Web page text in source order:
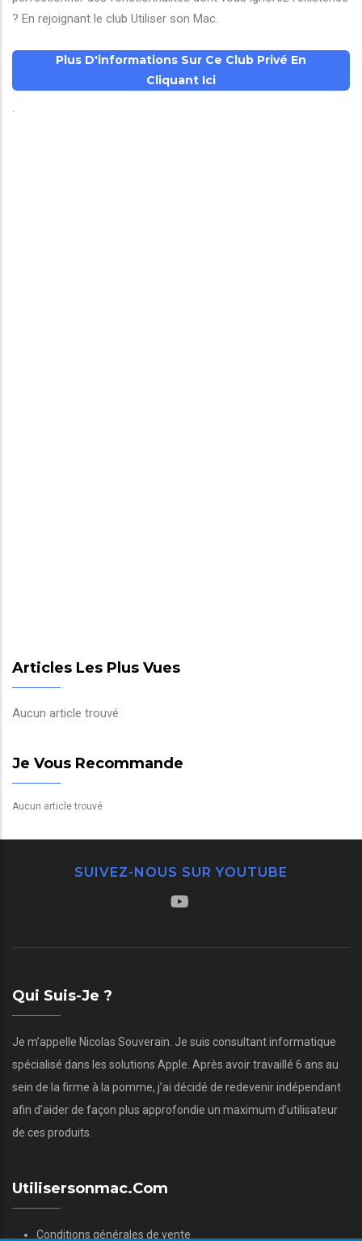
? En rejoignant le club Utiliser son Mac.
Plus D'informations Sur Ce Club Privé En
Cliquant Ici
.
Articles Les Plus Vues
Aucun article trouvé
Je Vous Recommande
Aucun article trouvé
SUIVEZ-NOUS SUR YOUTUBE
Qui Suis-Je ?
Je m’appelle Nicolas Souverain. Je suis consultant informatique
spécialisé dans les solutions Apple. Après avoir travaillé 6 ans au
sein de la firme à la pomme, j’ai décidé de redevenir indépendant
afin d’aider de façon plus approfondie un maximum d’utilisateur
de ces produits.
Utilisersonmac.com
Conditions générales de vente